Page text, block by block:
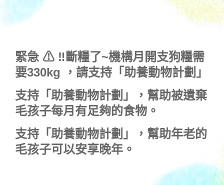
緊急 ⚠ ‼斷糧了~機構月開支狗糧需
要330kg ， 請支持「助養動物計劃」
支持 「助養動物計劃」
，幫助被遺棄
毛孩子每月有足夠的食物。
支持 「助養動物計劃」
，幫助年老的
毛孩子可以安享晚年。